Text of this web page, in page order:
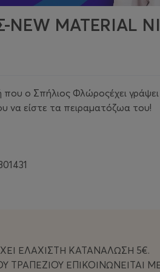
MATERIAL
ο Σπήλιος Φλώροςέχει γράψει
να είστε τα πειραματόζωα του!
ΕΛΑΧΙΣΤΗ ΚΑΤΑΝΑΛΩΣΗ 5€.
ΤΡΑΠΕΖΙΟΥ